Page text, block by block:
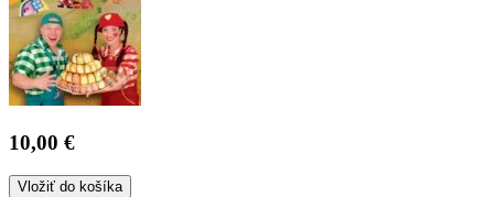
10,00 €
Vložiť do košíka